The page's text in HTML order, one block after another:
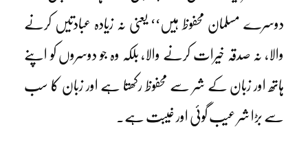
دوسرے مسلمان محفوظ ہیں‘‘ یعنی نہ زیادہ عبادتیں کرنے
والا، نہ صدقہ خیرات کرنے والا، بلکہ وہ جو دوسروں کو اپنے
ہاتھ اور زبان کے شر سے محفوظ رکھتا ہے اور زبان کا سب
سے بڑا شر عیب گوئی اور غیبت ہے۔